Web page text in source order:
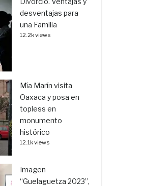
desventajas para
una Familia
12.2k views
Mía Marín visita
Oaxaca y posa en
topless en
monumento
histórico
12.1k views
Imagen
“Guelaguetza 2023”,